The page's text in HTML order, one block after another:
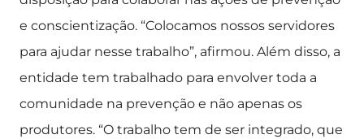
e conscientização. “Colocamos nossos servidores
para ajudar nesse trabalho”, afirmou. Além disso, a
entidade tem trabalhado para envolver toda a
comunidade na prevenção e não apenas os
produtores. “O trabalho tem de ser integrado, que